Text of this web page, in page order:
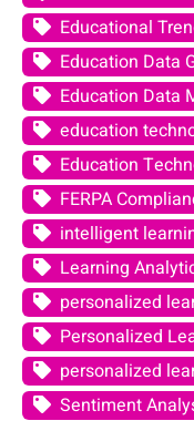
Educational
Education Data
Education Data
education
Education
FERPA
intelligent
Learning
personalized
Personalized
personalized
Sentiment